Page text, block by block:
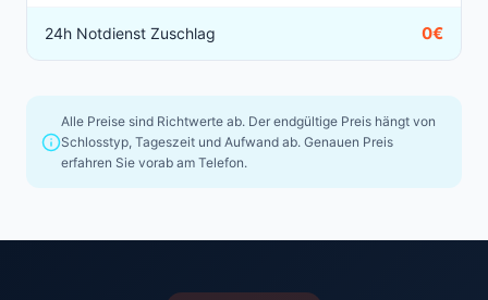
24h Notdienst Zuschlag 0€
Alle Preise sind Richtwerte ab. Der endgültige Preis hängt von
Schlosstyp, Tageszeit und Aufwand ab. Genauen Preis
erfahren Sie vorab am Telefon.